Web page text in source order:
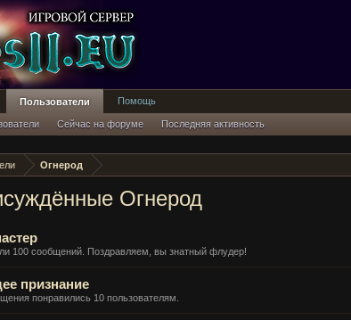
Огнерод
Огнерод
100 сообщений. Поздравляем, вы знатный флудер!
признание
понравились 10 пользователям.
Пользователи
Сейчас на форуме Последняя активность
Помощь